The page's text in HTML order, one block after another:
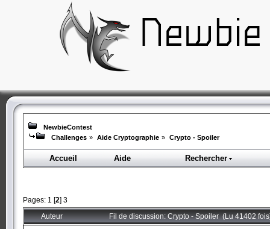
NewbieContest
Challenges » Aide Cryptographie » Crypto - Spoiler
Accueil Aide Rechercher
Pages: 1 [2] 3
Auteur Fil de discussion: Crypto - Spoiler (Lu 41402